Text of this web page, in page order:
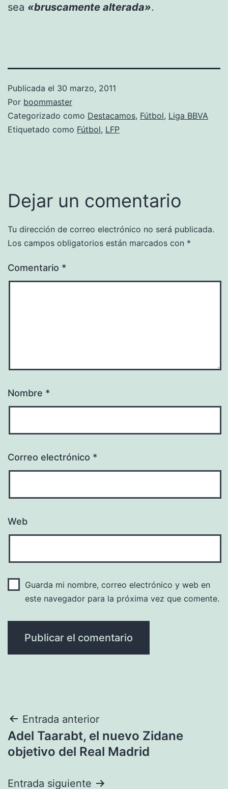
sea «bruscamente alterada».
Publicada el 30 marzo, 2011
Por boommaster
Categorizado como Destacamos, Fútbol, Liga BBVA
Etiquetado como Fútbol, LFP
Dejar un comentario
Tu dirección de correo electrónico no será publicada.
Los campos obligatorios están marcados con *
Comentario *
Nombre *
Correo electrónico *
Web
Guarda mi nombre, correo electrónico y web en
este navegador para la próxima vez que comente.
Navegación
de
Entrada anterior
Adel Taarabt, el nuevo Zidane
objetivo del Real Madrid
Entrada siguiente